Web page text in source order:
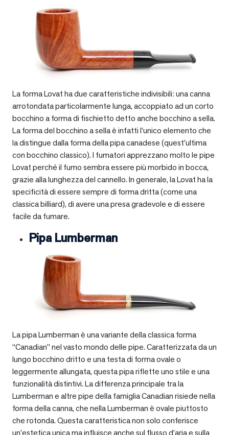
La forma Lovat ha due caratteristiche indivisibili: una canna
arrotondata particolarmente lunga, accoppiato ad un corto
bocchino a forma di fischietto detto anche bocchino a sella.
La forma del bocchino a sella è infatti l’unico elemento che
la distingue dalla forma della pipa canadese (quest’ultima
con bocchino classico). I fumatori apprezzano molto le pipe
Lovat perché il fumo sembra essere più morbido in bocca,
grazie alla lunghezza del cannello. In generale, la Lovat ha la
specificità di essere sempre di forma dritta (come una
classica billiard), di avere una presa gradevole e di essere
facile da fumare.
Pipa Lumberman
La pipa Lumberman è una variante della classica forma
“Canadian” nel vasto mondo delle pipe. Caratterizzata da un
lungo bocchino dritto e una testa di forma ovale o
leggermente allungata, questa pipa riflette uno stile e una
funzionalità distintivi. La differenza principale tra la
Lumberman e altre pipe della famiglia Canadian risiede nella
forma della canna, che nella Lumberman è ovale piuttosto
che rotonda. Questa caratteristica non solo conferisce
un’estetica unica ma influisce anche sul flusso d’aria e sulla